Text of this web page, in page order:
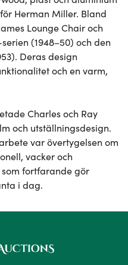
Herman Miller. Bland
Lounge Chair och
(1948–50) och den
Deras design
och en varm,
Charles och Ray
och utställningsdesign.
var övertygelsen om
vacker och
fortfarande gör
i dag.